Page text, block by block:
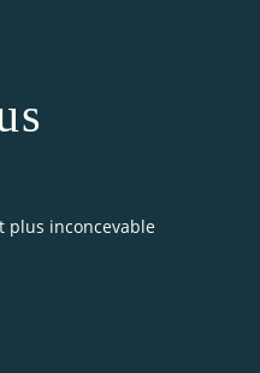
plus inconcevable